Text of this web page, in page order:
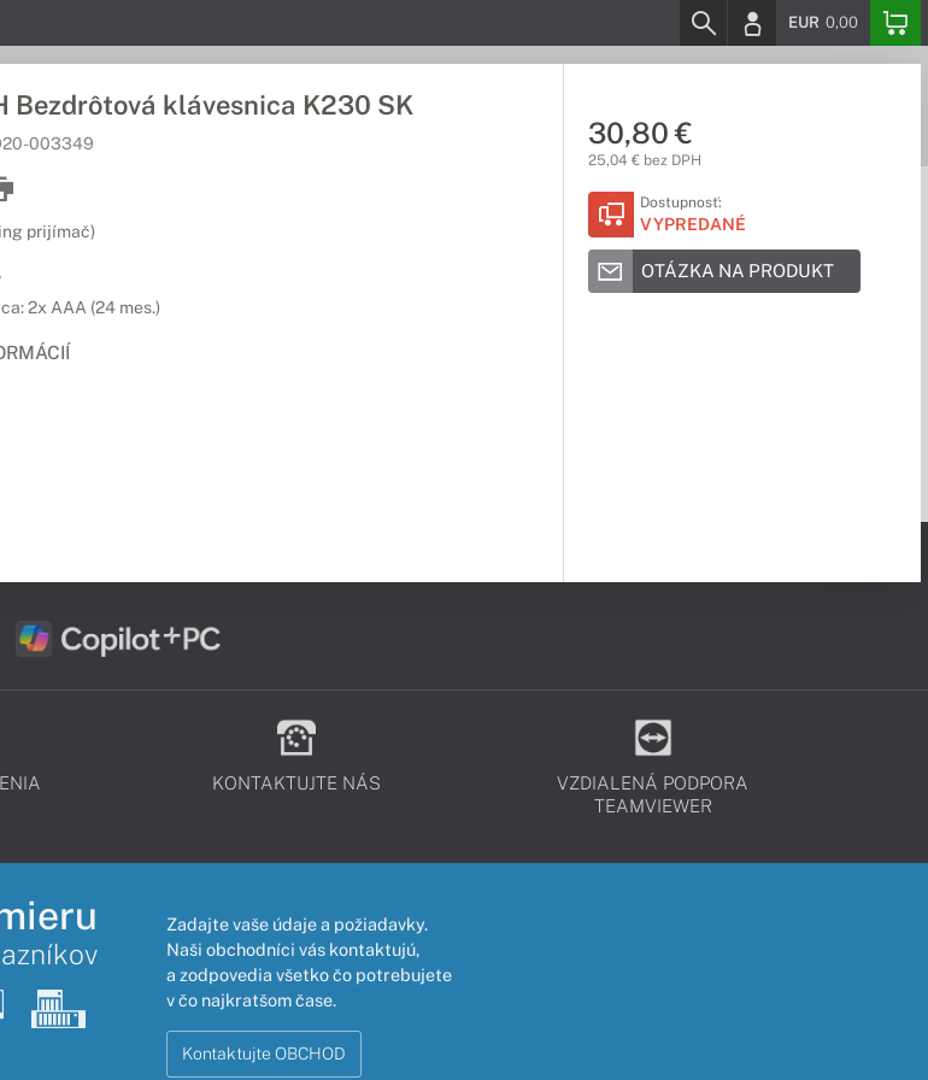
EUR 0,00
Bezdrôtová klávesnica K230 SK
003349
prijímač)
2x AAA (24 mes.)
30,80 €
25,04 € bez DPH
Dostupnosť:
VYPREDANÉ
OTÁZKA NA PRODUKT
KONTAKTUJTE NÁS
VZDIALENÁ PODPORA
TEAMVIEWER
Zadajte vaše údaje a požiadavky.
Naši obchodníci vás kontaktujú,
a zodpovedia všetko čo potrebujete
v čo najkratšom čase.
Kontaktujte OBCHOD